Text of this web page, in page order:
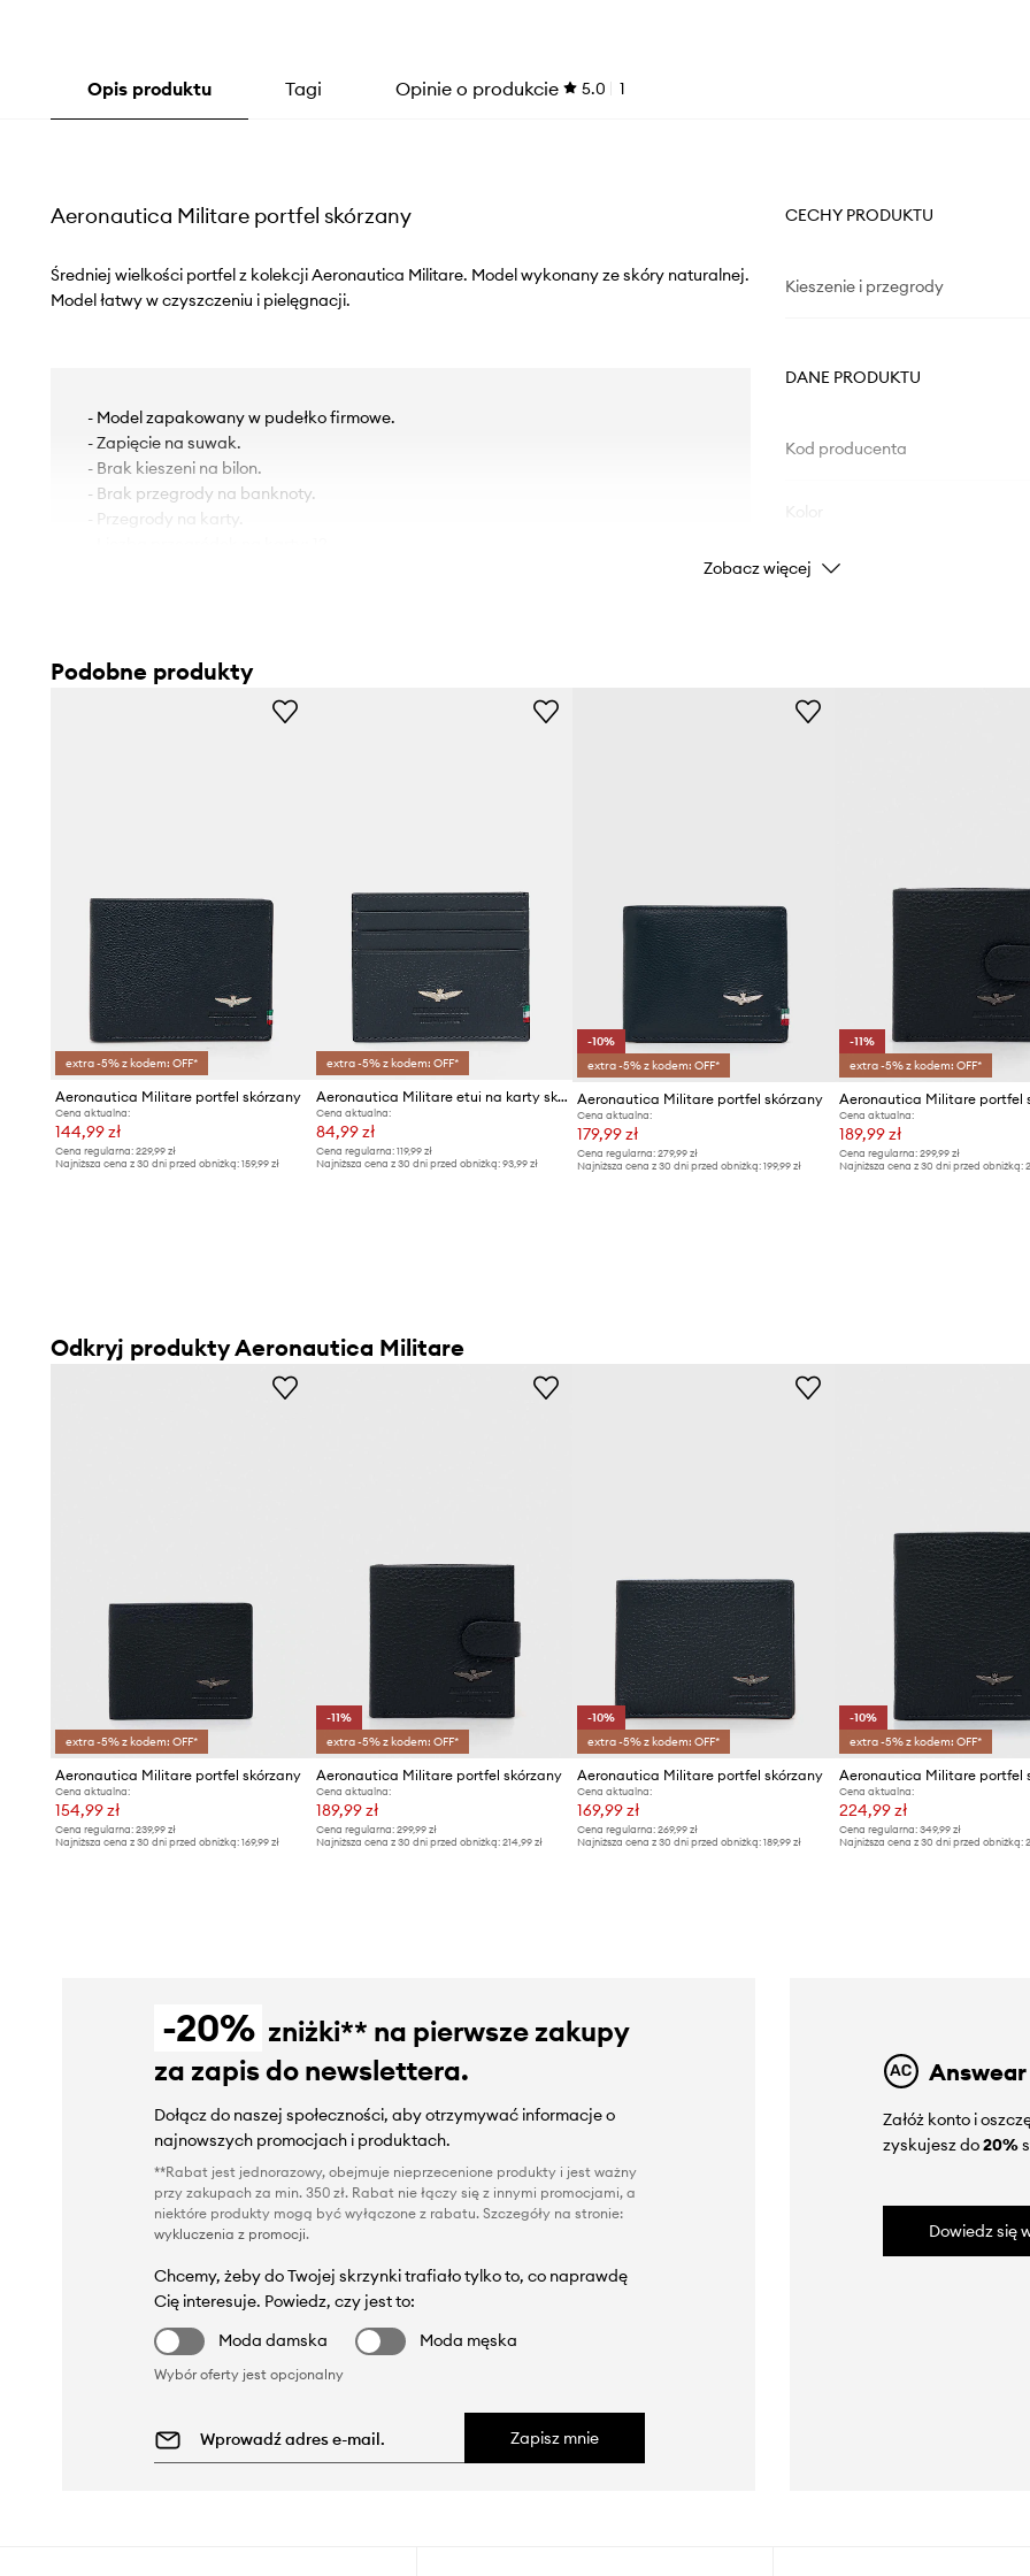
Opis produktu Tagi Opinie o produkcie 5.0 1
Aeronautica Militare portfel skórzany
Średniej wielkości portfel z kolekcji Aeronautica Militare. Model wykonany ze skóry naturalnej.
Model łatwy w czyszczeniu i pielęgnacji.
- Model zapakowany w pudełko firmowe.
- Zapięcie na suwak.
- Brak kieszeni na bilon.
- Brak przegrody na banknoty.
- Przegrody na karty.
CECHY PRODUKTU
Kieszenie i przegrody
DANE PRODUKTU
Kod producenta
Marka
ID Produktu
Zobacz więcej
Podobne produkty
extra -5% z kodem: OFF*
Aeronautica Militare portfel skórzany
Cena aktualna:
144,99 zł
Cena regularna: 229,99 zł
Najniższa cena z 30 dni przed obniżką: 159,99 zł
extra -5% z kodem: OFF*
Aeronautica Militare etui na karty skórzane
Cena aktualna:
84,99 zł
Cena regularna:119,99 zł
Najniższa cena z 30 dni przed obniżką:93,99 zł
-10%
extra -5% z kodem: OFF*
Aeronautica Militare portfel skórzany
Cena aktualna:
179,99 zł
Cena regularna: 279,99 zł
Najniższa cena z 30 dni przed obniżką: 199,99 zł
-11%
extra -5% z kodem: OFF*
Aeronautica Militare portfel
Cena aktualna:
189,99 zł
Cena regularna: 299,99 zł
Najniższa cena z 30 dni przed obniżką:
Odkryj produkty Aeronautica Militare
extra -5% z kodem: OFF*
Aeronautica Militare portfel skórzany
Cena aktualna:
154,99 zł
Cena regularna: 239,99 zł
Najniższa cena z 30 dni przed obniżką: 169,99 zł
-11%
extra -5% z kodem: OFF*
Aeronautica Militare portfel skórzany
Cena aktualna:
189,99 zł
Cena regularna:299,99 zł
Najniższa cena z 30 dni przed obniżką:214,99 zł
-10%
extra -5% z kodem: OFF*
Aeronautica Militare portfel skórzany
Cena aktualna:
169,99 zł
Cena regularna: 269,99 zł
Najniższa cena z 30 dni przed obniżką: 189,99 zł
-10%
extra -5% z kodem: OFF*
Aeronautica Militare portfel
Cena aktualna:
224,99 zł
Cena regularna: 349,99 zł
Najniższa cena z 30 dni przed obniżką:
-20% zniżki** na pierwsze zakupy
za zapis do newslettera.
Dołącz do naszej społeczności, aby otrzymywać informacje o
najnowszych promocjach i produktach.
**Rabat jest jednorazowy, obejmuje nieprzecenione produkty i jest ważny
przy zakupach za min. 350 zł. Rabat nie łączy się z innymi promocjami, a
niektóre produkty mogą być wyłączone z rabatu. Szczegóły na stronie:
wykluczenia z promocji.
Chcemy, żeby do Twojej skrzynki trafiało tylko to, co naprawdę
Cię interesuje. Powiedz, czy jest to:
Moda damska
Moda męska
Wybór oferty jest opcjonalny
Zapisz mnie
Załóż konto i
zyskujesz do20%
Dowiedz się